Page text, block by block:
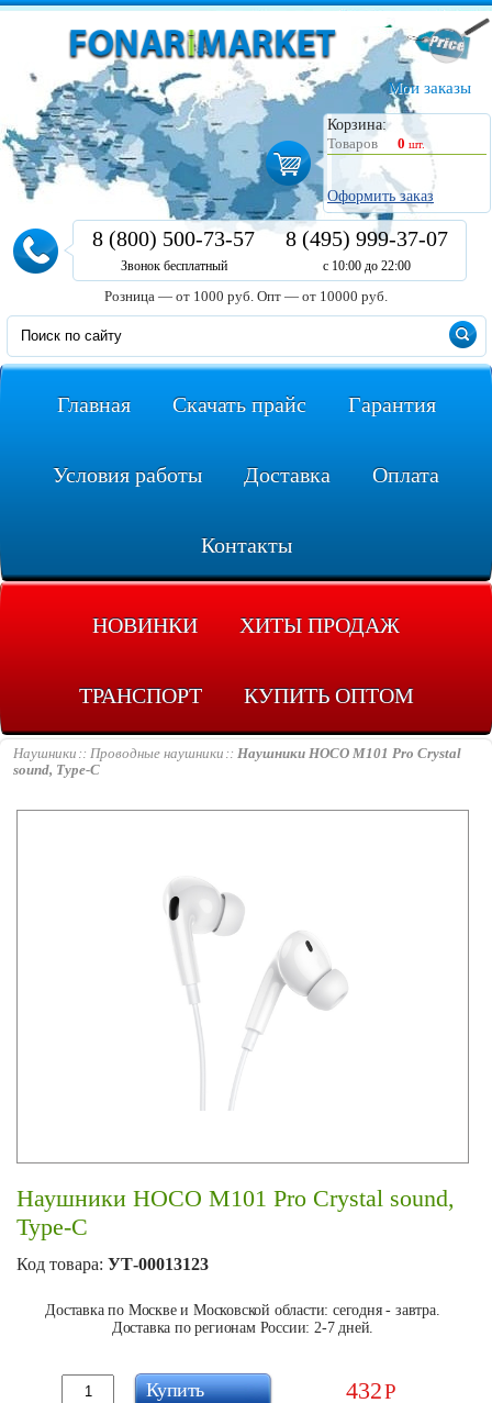
Мои заказы
Корзина:
Товаров
0 шт.
Оформить заказ
8 (800) 500-73-57
Звонок бесплатный
8 (495) 999-37-07
с 10:00 до 22:00
Розница — от 1000 руб. Опт — от 10000 руб.
Главная Скачать прайс Гарантия
Условия работы Доставка Оплата
Контакты
НОВИНКИ ХИТЫ ПРОДАЖ
ТРАНСПОРТ КУПИТЬ ОПТОМ
Наушники Проводные наушники
Наушники HOCO M101 Pro Crystal
sound, Type-C
Наушники HOCO M101 Pro Crystal sound,
Type-C
Код товара: УТ-00013123
Доставка по Москве и Московской области: сегодня - завтра.
Доставка по регионам России: 2-7 дней.
432Р
Купить